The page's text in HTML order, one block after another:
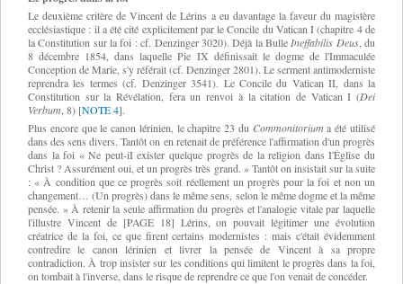
Le deuxième critère de Vincent de Lérins a eu davantage la faveur du magistère
ecclésiastique : il a été cité explicitement par le Concile du Vatican I (chapitre 4 de
la Constitution sur la foi : cf. Denzinger 3020). Déjà la Bulle Ineffabilis Deus, du
8 décembre 1854, dans laquelle Pie IX définissait le dogme de l'Immaculée
Conception de Marie, s'y référait (cf. Denzinger 2801). Le serment antimoderniste
reprendra les termes (cf. Denzinger 3541). Le Concile du Vatican II, dans la
Constitution sur la Révélation, fera un renvoi à la citation de Vatican I (Dei
Verbum , 8) [NOTE 4].
Plus encore que le canon lérinien, le chapitre 23 du Commonitorium a été utilisé
dans des sens divers. Tantôt on en retenait de préférence l'affirmation d'un progrès
dans la foi « Ne peut-iI exister quelque progrès de la religion dans I'Église du
Christ ? Assurément oui, et un progrès très grand. » Tantôt on insistait sur la suite
: « À condition que ce progrès soit réellement un progrès pour la foi et non un
changement… (Un progrès) dans le même sens, selon le même dogme et la même
pensée. » À retenir la seule affirmation du progrès et l'analogie vitale par laquelle
l'illustre Vincent de [PAGE 18] Lérins, on pouvait légitimer une évolution
créatrice de la foi, ce que firent certains modernistes : mais c'était évidemment
contredire le canon lérinien et livrer la pensée de Vincent à sa propre
contradiction. À trop insister sur les conditions qui limitent le progrès dans la foi,
on tombait à l'inverse, dans le risque de reprendre ce que l'on venait de concéder.